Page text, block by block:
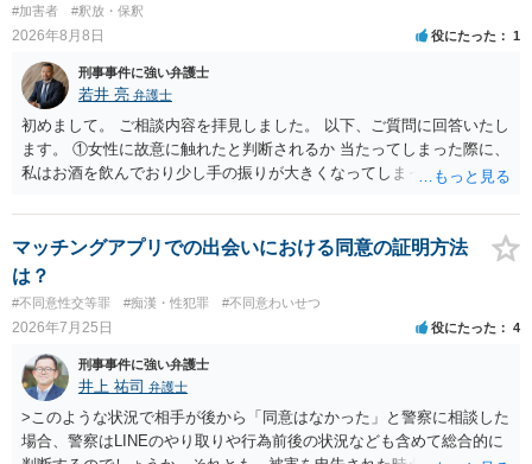
#加害者
#釈放・保釈
2026年8月8日 役にたった 1
刑事事件に強い弁護士
若井 亮 弁護士
初めまして。 ご相談内容を拝見しました。 以下、ご質問に回答いたし
ます。 ①女性に故意に触れたと判断されるか 当たってしまった際に、
私はお酒を飲んでおり少し手の振りが大きくなってしまっていたこと
いた場合、故意だと判定されやすいのでしょうか？ お伺いする限り、
故意があると判断されることは無いかと思います。 ②逮捕、呼び出し
の可能性 この行為により、痴漢やその他の犯罪を犯したとして、逮
捕、呼び出しされる可能性はどれほどでしょうか？ 誤って当たってし
まっただけであり、さらにその場で女性等のアクションが無かったこ
とからすると、この後に呼び出される可能性は極めて低いと思いま
す。 ③逮捕呼び出しまでの期間 大体どれほどの期間逮捕呼び出しの可
能性があると考えれば良いのでしょうか？ 逮捕や呼び出しの可能性は
極めて低いと思います。 連絡が来ることはないでしょう。
マッチングアプリでの出会いにおける同意の証明方法
は？
#不同意性交等罪 #痴漢・性犯罪 #不同意わいせつ
2026年7月25日 役にたった 4
刑事事件に強い弁護士
井上 祐司 弁護士
>このような状況で相手が後から「同意はなかった」と警察に相談した
場合、警察はLINEのやり取りや行為前後の状況なども含めて総合的に